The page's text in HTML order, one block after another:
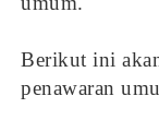
Berikut ini
penawaran